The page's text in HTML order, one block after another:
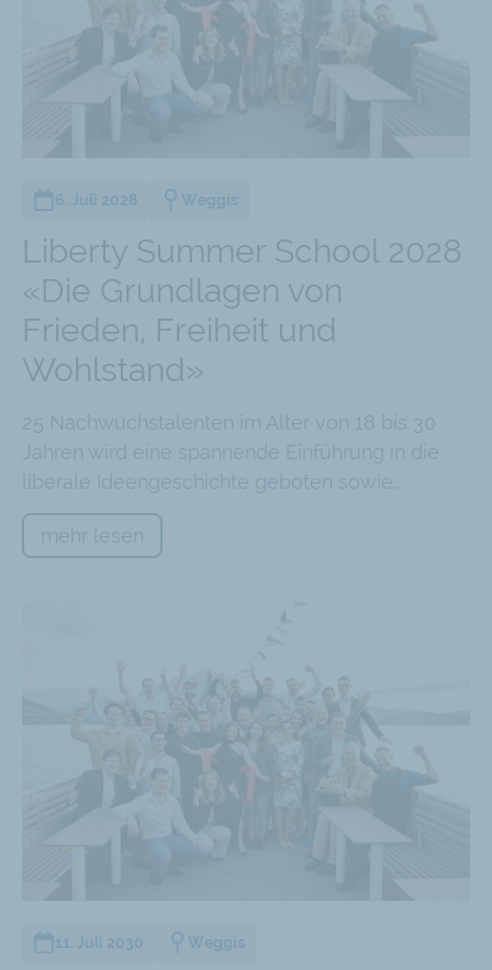
Liberty Summer School 2028
«Die Grundlagen von
Frieden, Freiheit und
Wohlstand»
25 Nachwuchstalenten im Alter von 18 bis 30
Jahren wird eine spannende Einführung in die
liberale Ideengeschichte geboten sowie…
mehr lesen